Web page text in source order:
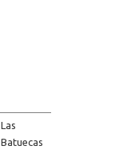
Las
Batuecas